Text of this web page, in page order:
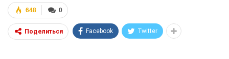
0
648
Поделиться Facebook Twitter